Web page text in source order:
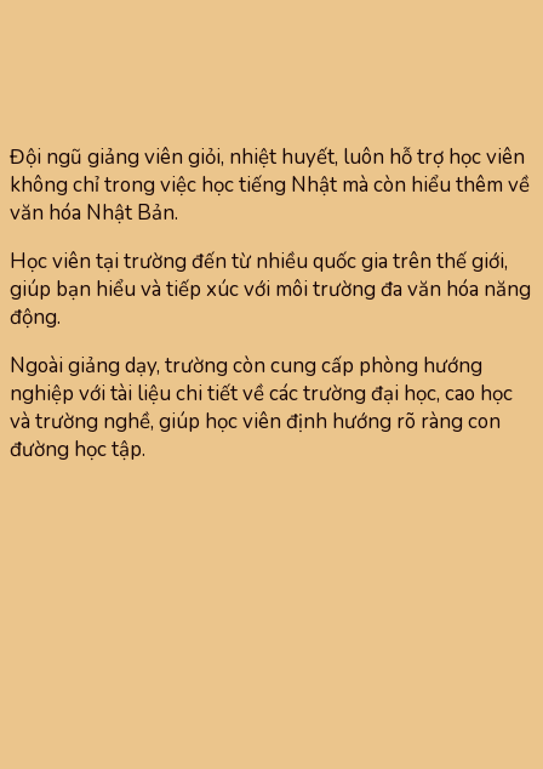
Đội ngũ giảng viên giỏi, nhiệt huyết, luôn hỗ trợ học viên
không chỉ trong việc học tiếng Nhật mà còn hiểu thêm về
văn hóa Nhật Bản.
Học viên tại trường đến từ nhiều quốc gia trên thế giới,
giúp bạn hiểu và tiếp xúc với môi trường đa văn hóa năng
động.
Ngoài giảng dạy, trường còn cung cấp phòng hướng
nghiệp với tài liệu chi tiết về các trường đại học, cao học
và trường nghề, giúp học viên định hướng rõ ràng con
đường học tập.